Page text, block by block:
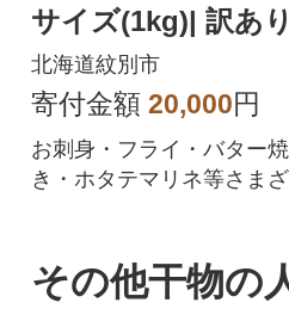
サイズ(1kg)| 訳あり
サイズ不揃い ★
北海道紋別市
寄付金額 20,000円
お刺身・フライ・バター焼
き・ホタテマリネ等さま
年貝)を放流してから4年
や水温の低い荒波の中で
その他干物の